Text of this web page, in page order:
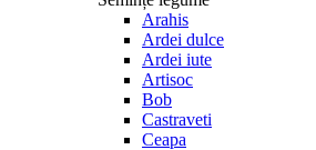
Arahis
Ardei dulce
Ardei iute
Artisoc
Bob
Castraveti
Ceapa